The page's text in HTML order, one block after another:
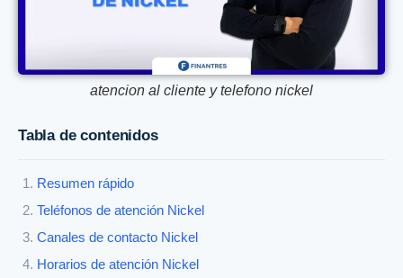
atencion al cliente y telefono nickel
Tabla de contenidos
Resumen rápido
Teléfonos de atención Nickel
Canales de contacto Nickel
Horarios de atención Nickel